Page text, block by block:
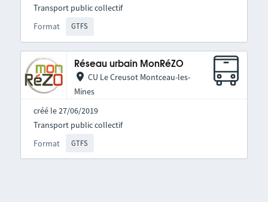
Format GTFS
Transport public collectif
Réseau urbain MonRéZO
CU Le Creusot Montceau-les-
Mines
créé le 27/06/2019
Format GTFS
Transport public collectif